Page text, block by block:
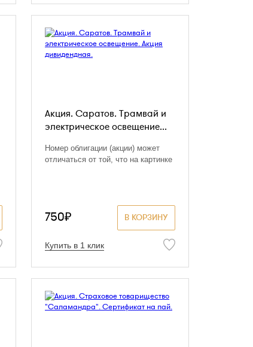
Акция. Саратов. Трамвай и
электрическое освещение...
Номер облигации (акции) может
отличаться от той, что на картинке
В КОРЗИНУ
750₽
Купить в 1 клик